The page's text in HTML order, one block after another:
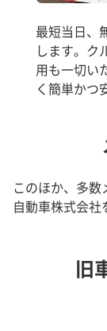
最短当日、
します。ク
用も一切い
く簡単かつ
このほか、多
自動車株式会社
旧